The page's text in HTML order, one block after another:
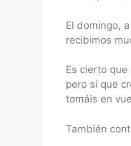
El domingo,
recibimos
Es cierto
pero sí que
tomáis en
También